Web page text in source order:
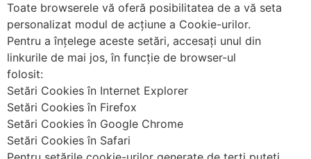
Toate browserele vă oferă posibilitatea de a vă seta
personalizat modul de acțiune a Cookie-urilor.
Pentru a înțelege aceste setări, accesați unul din
linkurile de mai jos, în funcție de browser-ul
folosit:
Setări Cookies în Internet Explorer
Setări Cookies în Firefox
Setări Cookies în Google Chrome
Setări Cookies în Safari